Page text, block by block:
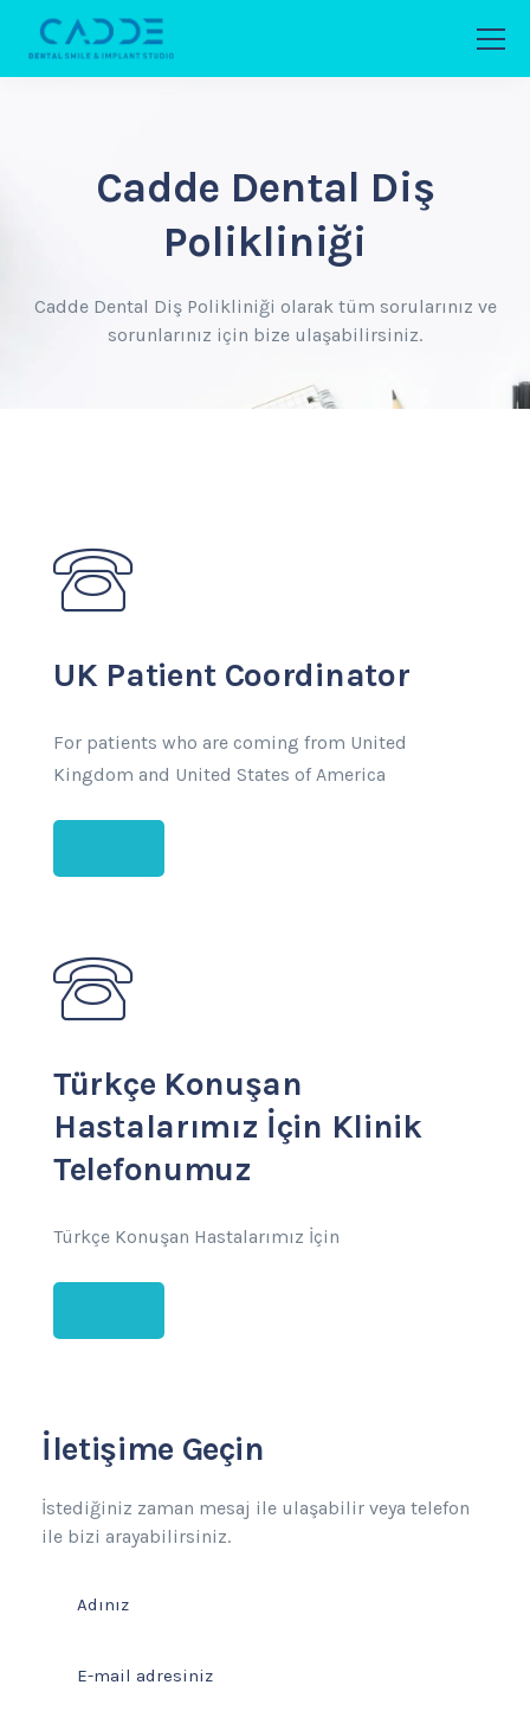
Cadde Dental Diş
Polikliniği
Cadde Dental Diş Polikliniği olarak tüm sorularınız ve
sorunlarınız için bize ulaşabilirsiniz.
UK Patient Coordinator
For patients who are coming from United
Kingdom and United States of America
Türkçe Konuşan
Hastalarımız İçin Klinik
Telefonumuz
Türkçe Konuşan Hastalarımız İçin
İletişime Geçin
İstediğiniz zaman mesaj ile ulaşabilir veya telefon
ile bizi arayabilirsiniz.